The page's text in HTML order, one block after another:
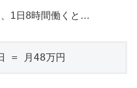
1日8時間働くと…
= 月48万円